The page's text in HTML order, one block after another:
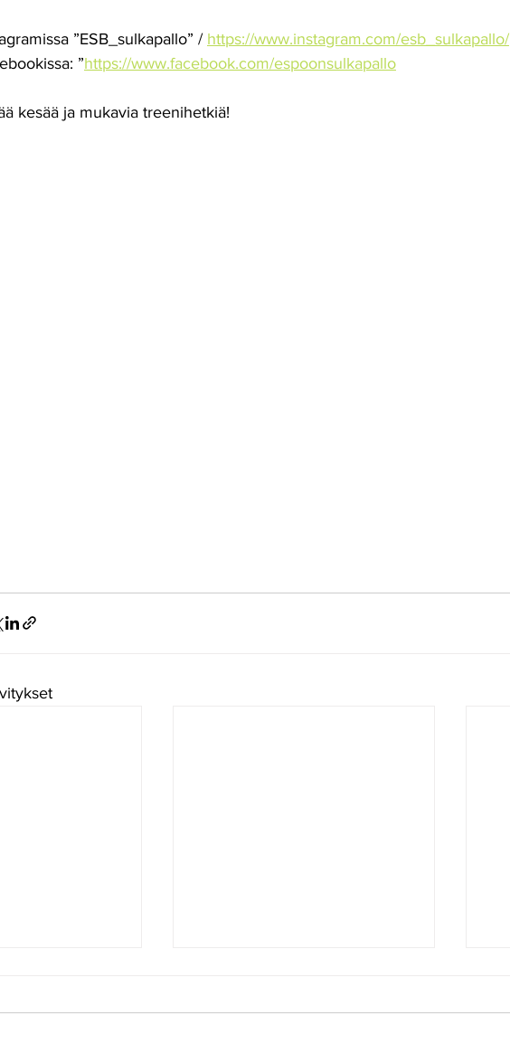
”ESB_sulkapallo” / https://www.instagram.com/esb_sulkapallo/
”https://www.facebook.com/espoonsulkapallo
kesää ja mukavia treenihetkiä!